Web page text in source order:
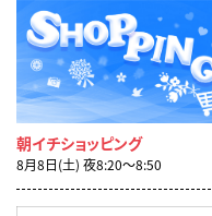
朝イチショッピング
8月8日(土) 夜8:20〜8:50